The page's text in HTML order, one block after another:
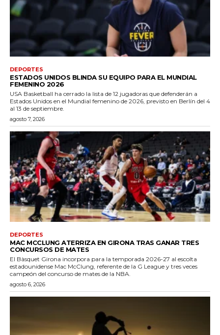
DEPORTES
ESTADOS UNIDOS BLINDA SU EQUIPO PARA EL MUNDIAL
FEMENINO 2026
USA Basketball ha cerrado la lista de 12 jugadoras que defenderán a
Estados Unidos en el Mundial femenino de 2026, previsto en Berlín del 4
al 13 de septiembre.
agosto 7, 2026
DEPORTES
MAC MCCLUNG ATERRIZA EN GIRONA TRAS GANAR TRES
CONCURSOS DE MATES
El Bàsquet Girona incorpora para la temporada 2026-27 al escolta
estadounidense Mac McClung, referente de la G League y tres veces
campeón del concurso de mates de la NBA.
agosto 6, 2026